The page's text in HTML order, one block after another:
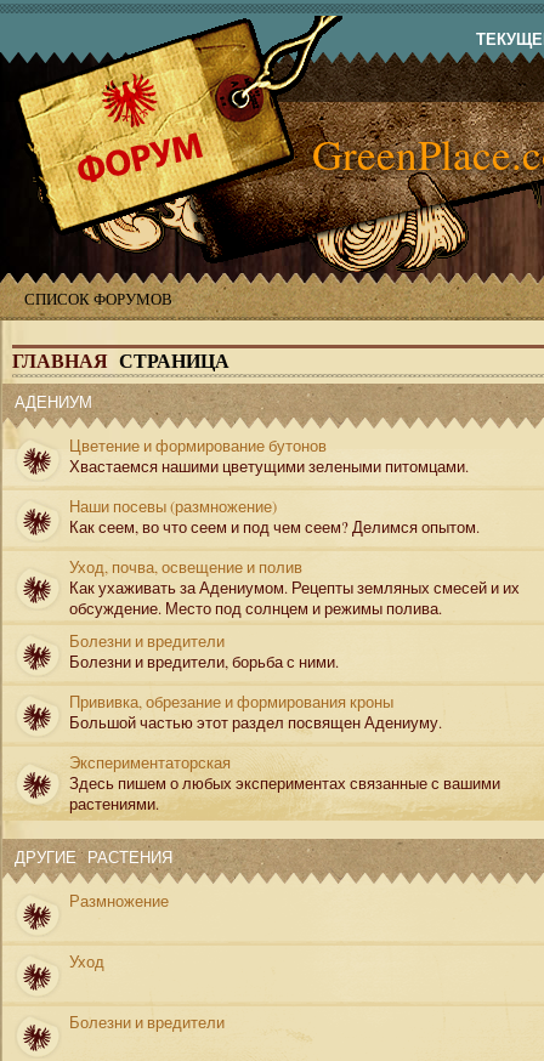
СПИСОК ФОРУМОВ
ГЛАВНАЯ СТРАНИЦА
АДЕНИУМ
Цветение и формирование бутонов
Хвастаемся нашими цветущими зелеными питомцами.
Наши посевы (размножение)
Как сеем, во что сеем и под чем сеем? Делимся опытом.
Уход, почва, освещение и полив
Как ухаживать за Адениумом. Рецепты земляных смесей и их
обсуждение. Место под солнцем и режимы полива.
Болезни и вредители
Болезни и вредители, борьба с ними.
Прививка, обрезание и формирования кроны
Большой частью этот раздел посвящен Адениуму.
Экспериментаторская
Здесь пишем о любых экспериментах связанные с вашими
растениями.
ДРУГИЕ РАСТЕНИЯ
Размножение
Уход
Болезни и вредители